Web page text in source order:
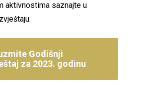
aktivnostima saznajte u
Godišnji
za 2023. godinu